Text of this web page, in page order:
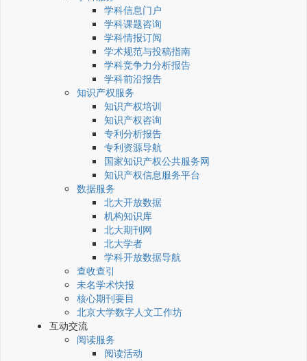
学科信息门户
学科课题咨询
学科情报订阅
学术规范与投稿指南
学科竞争力分析报告
学科前沿报告
知识产权服务
知识产权培训
知识产权咨询
专利分析报告
专利资源导航
国家知识产权公共服务网
知识产权信息服务平台
数据服务
北大开放数据
机构知识库
北大期刊网
北大学者
学科开放数据导航
查收查引
未名学术快报
核心期刊要目
北京大学数字人文工作坊
互动交流
阅读服务
阅读活动